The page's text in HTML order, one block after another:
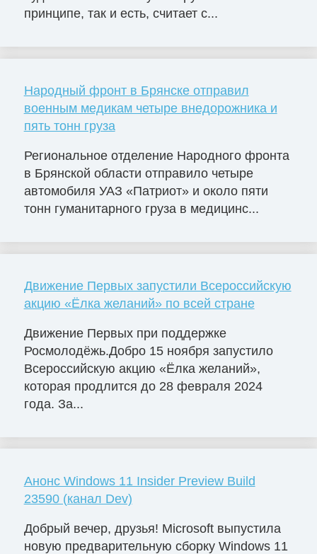
принципе, так и есть, считает с...
Народный фронт в Брянске отправил
военным медикам четыре внедорожника и
пять тонн груза
Региональное отделение Народного фронта
в Брянской области отправило четыре
автомобиля УАЗ «Патриот» и около пяти
тонн гуманитарного груза в медицинс...
Движение Первых запустили Всероссийскую
акцию «Ёлка желаний» по всей стране
Движение Первых при поддержке
Росмолодёжь.Добро 15 ноября запустило
Всероссийскую акцию «Ёлка желаний»,
которая продлится до 28 февраля 2024
года. За...
Анонс Windows 11 Insider Preview Build
23590 (канал Dev)
Добрый вечер, друзья! Microsoft выпустила
новую предварительную сборку Windows 11